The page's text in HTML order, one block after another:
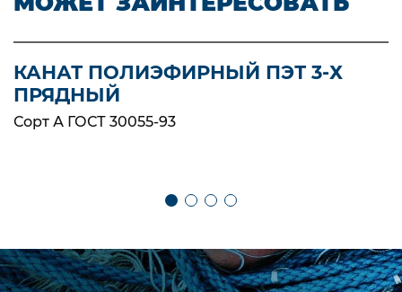
КАНАТ ПОЛИЭФИРНЫЙ ПЭТ 3-Х
ПРЯДНЫЙ
Сорт А ГОСТ 30055-93